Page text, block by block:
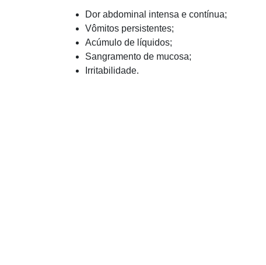
Dor abdominal intensa e contínua;
Vômitos persistentes;
Acúmulo de líquidos;
Sangramento de mucosa;
Irritabilidade.